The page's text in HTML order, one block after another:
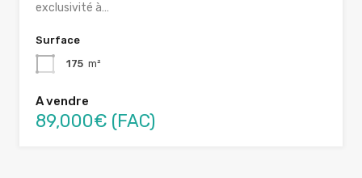
exclusivité à…
Surface
175 m²
A vendre
89,000€ (FAC)